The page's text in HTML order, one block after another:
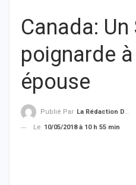
Canada:
poignarde
épouse
Publié Par La Rédaction De THIEYSENEGAL.com
Le 10/05/2018 à 10 h 55 min